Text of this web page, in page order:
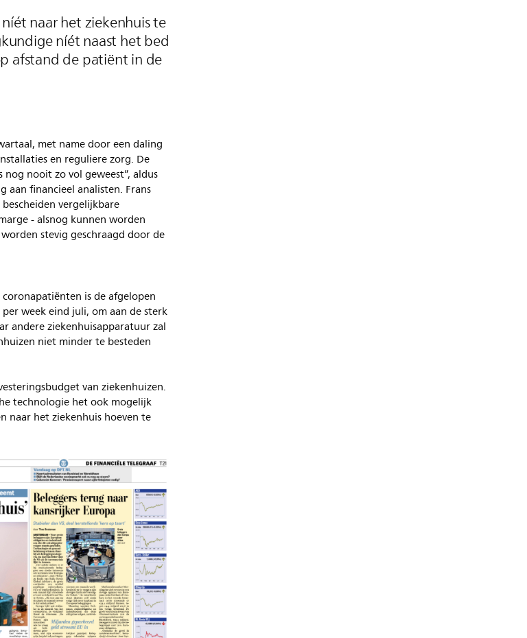
naar het ziekenhuis te
níét naast het bed
afstand de patiënt in de
met name door een daling
en reguliere zorg. De
nooit zo vol geweest”, aldus
financieel analisten. Frans
vergelijkbare
- alsnog kunnen worden
stevig geschraagd door de
is de afgelopen
week eind juli, om aan de sterk
andere ziekenhuisapparatuur zal
niet minder te besteden
van ziekenhuizen.
technologie het ook mogelijk
naar het ziekenhuis hoeven te